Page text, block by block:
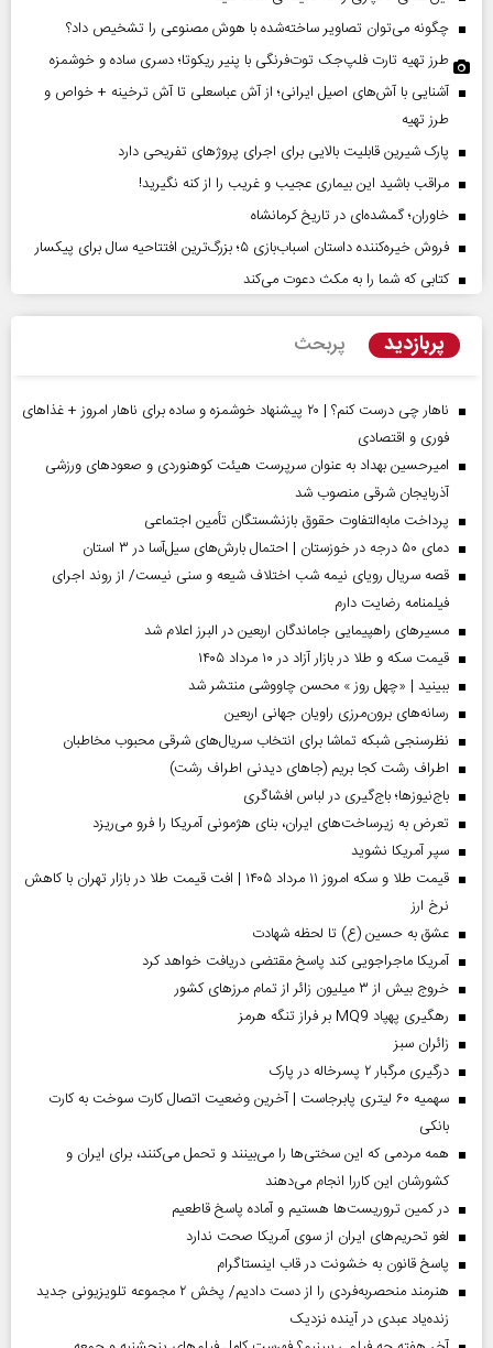
چگونه می‌توان تصاویر ساخته‌شده با هوش مصنوعی را تشخیص داد؟
طرز تهیه تارت فلپ‌جک توت‌فرنگی با پنیر ریکوتا؛ دسری ساده و خوشمزه
آشنایی با آش‌های اصیل ایرانی؛ از آش عباسعلی تا آش ترخینه + خواص و
طرز تهیه
پارک شیرین قابلیت‌ بالایی برای اجرای پروژهای تفریحی دارد
مراقب باشید این بیماری عجیب و غریب را از کنه نگیرید!
خاوران؛ گمشده‌ای در تاریخ کرمانشاه
فروش خیره‌کننده داستان اسباب‌بازی ۵؛ بزرگ‌ترین افتتاحیه سال برای پیکسار
کتابی که شما را به مکث دعوت می‌کند
پربازدید پربحث
ناهار چی درست کنم؟ | ۲۰ پیشنهاد خوشمزه و ساده برای ناهار امروز + غذاهای
فوری و اقتصادی
امیرحسین بهداد به عنوان سرپرست هیئت کوهنوردی و صعودهای ورزشی
آذربایجان شرقی منصوب شد
پرداخت مابه‌التفاوت حقوق بازنشستگان تأمین اجتماعی
دمای ۵۰ درجه در خوزستان | احتمال بارش‌های سیل‌آسا در ۳ استان
قصه سریال رویای نیمه شب اختلاف شیعه و سنی نیست/ از روند اجرای
فیلمنامه رضایت دارم
مسیر‌های راهپیمایی جاماندگان اربعین در البرز اعلام شد
قیمت سکه و طلا در بازار آزاد در ۱۰ مرداد ۱۴۰۵
ببینید | «چهل روز » محسن چاووشی منتشر شد
رسانه‌های برون‌مرزی راویان جهانی اربعین
نظرسنجی شبکه تماشا برای انتخاب سریال‌های شرقی محبوب مخاطبان
اطراف رشت کجا بریم (جاهای دیدنی اطراف رشت)
باج‌نیوزها؛ باج‌گیری در لباس افشاگری
تعرض به زیرساخت‌های ایران، بنای هژمونی آمریکا را فرو می‌ریزد
سپر آمریکا نشوید
قیمت طلا و سکه امروز ۱۱ مرداد ۱۴۰۵ | افت قیمت طلا در بازار تهران با کاهش
نرخ ارز
عشق به حسین (ع) تا لحظه شهادت
آمریکا ماجراجویی کند پاسخ مقتضی دریافت خواهد کرد
خروج بیش از ۳ میلیون زائر از تمام مرز‌های کشور
رهگیری پهپاد MQ9 بر فراز تنگه هرمز
‌زائران سبز
درگیری مرگبار ۲ پسرخاله در پارک
سهمیه ۶۰ لیتری پابرجاست | آخرین وضعیت اتصال کارت سوخت به کارت
بانکی
همه مردمی که این سختی‌ها را می‌بینند و تحمل می‌کنند، برای ایران و
کشورشان این کاررا انجام می‌دهند
در کمین تروریست‌ها هستیم و آماده پاسخ قاطعیم
لغو تحریم‌های ایران از سوی آمریکا صحت ندارد
پاسخ قانون به خشونت در قاب اینستاگرام
هنرمند منحصر‌به‌فردی را از دست دادیم/ پخش ۲ مجموعه تلویزیونی جدید
زنده‌یاد عبدی در آینده نزدیک